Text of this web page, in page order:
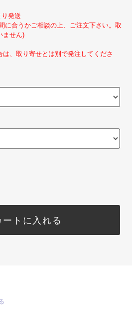
発送
に合うかご相談の上、ご注文下さい。取
ません)
、取り寄せとは別で発注してくださ
ートに入れる